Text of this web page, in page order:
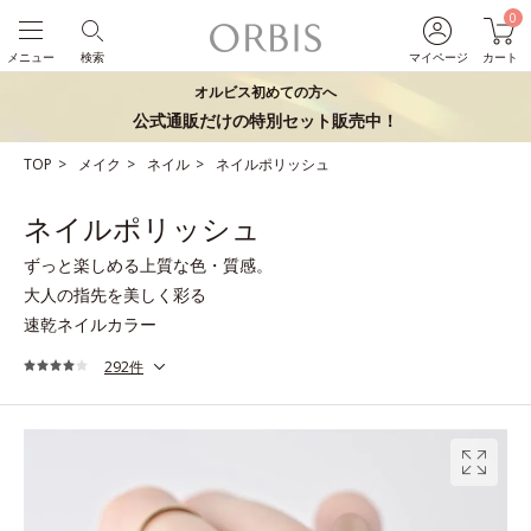
マイページ
0
カート
検索
メニュー
オルビス初めての方へ
公式通販だけの特別セット販売中！
TOP メイク ネイル ネイルポリッシュ
ネイルポリッシュ
ずっと楽しめる上質な色・質感。
大人の指先を美しく彩る
速乾ネイルカラー
292件